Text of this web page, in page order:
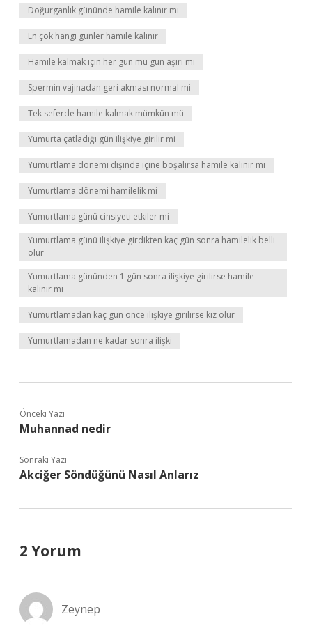
Doğurganlık gününde hamile kalınır mı
En çok hangi günler hamile kalınır
Hamile kalmak için her gün mü gün aşırı mı
Spermin vajinadan geri akması normal mi
Tek seferde hamile kalmak mümkün mü
Yumurta çatladığı gün ilişkiye girilir mi
Yumurtlama dönemi dışında içine boşalırsa hamile kalınır mı
Yumurtlama dönemi hamilelik mi
Yumurtlama günü cinsiyeti etkiler mi
Yumurtlama günü ilişkiye girdikten kaç gün sonra hamilelik belli
olur
Yumurtlama gününden 1 gün sonra ilişkiye girilirse hamile
kalınır mı
Yumurtlamadan kaç gün önce ilişkiye girilirse kız olur
Yumurtlamadan ne kadar sonra ilişki
Önceki Yazı
Muhannad nedir
Sonraki Yazı
Akciğer Söndüğünü Nasıl Anlarız
2 Yorum
Zeynep